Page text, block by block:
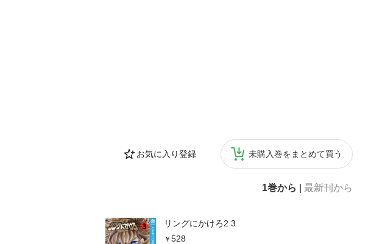
お気に入り登録 未購入巻をまとめて買う
1巻から 最新刊から
リングにかけろ2 3
528